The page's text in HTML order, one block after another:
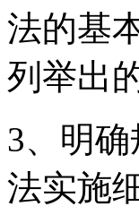
法的基
列举出
3、明
法实施